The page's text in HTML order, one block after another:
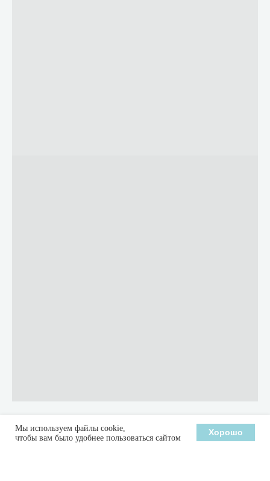
Мы используем файлы cookie,
чтобы вам было удобнее пользоваться сайтом
Хорошо